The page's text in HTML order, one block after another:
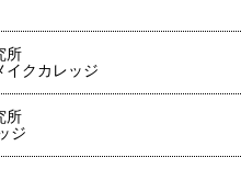
所
イクカレッジ
所
ジ